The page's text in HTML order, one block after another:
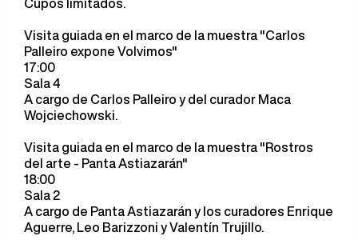
Cupos limitados.
Visita guiada en el marco de la muestra "Carlos
Palleiro expone Volvimos"
17:00
Sala 4
A cargo de Carlos Palleiro y del curador Maca
Wojciechowski.
Visita guiada en el marco de la muestra "Rostros
del arte - Panta Astiazarán"
18:00
Sala 2
A cargo de Panta Astiazarán y los curadores Enrique
Aguerre, Leo Barizzoni y Valentín Trujillo.